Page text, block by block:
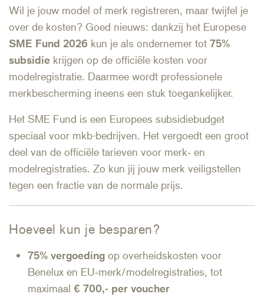
Wil je jouw model of merk registreren, maar twijfel je
over de kosten? Goed nieuws: dankzij het Europese
SME Fund 2026 kun je als ondernemer tot 75%
subsidie krijgen op de officiële kosten voor
modelregistratie. Daarmee wordt professionele
merkbescherming ineens een stuk toegankelijker.
Het SME Fund is een Europees subsidiebudget
speciaal voor mkb-bedrijven. Het vergoedt een groot
deel van de officiële tarieven voor merk‑ en
modelregistraties. Zo kun jij jouw merk veiligstellen
tegen een fractie van de normale prijs.
Hoeveel kun je besparen?
75% vergoeding op overheidskosten voor
Benelux en EU‑merk/modelregistraties, tot
maximaal € 700,- per voucher